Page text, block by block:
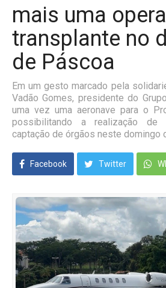
mais uma
transplante no
de Páscoa
Em um gesto marcado pela
Vadão Gomes, presidente do
uma vez uma aeronave para o
possibilitando a realização de
captação de órgãos neste domingo
Facebook Twitter